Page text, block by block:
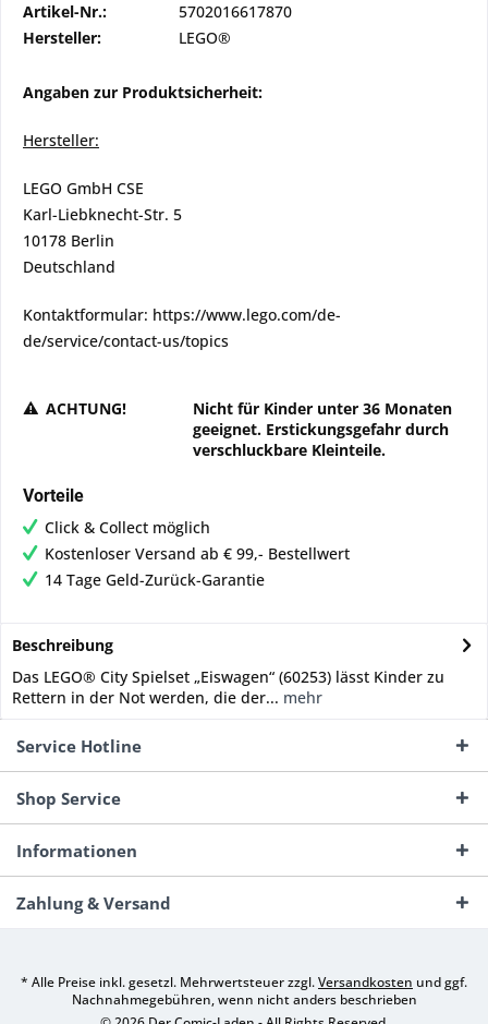
Artikel-Nr.:
5702016617870
Hersteller:
LEGO®
Angaben zur Produktsicherheit:
Hersteller:
LEGO GmbH CSE
Karl-Liebknecht-Str. 5
10178 Berlin
Deutschland
Kontaktformular: https://www.lego.com/de-
de/service/contact-us/topics
ACHTUNG!
Nicht für Kinder unter 36 Monaten
geeignet. Erstickungsgefahr durch
verschluckbare Kleinteile.
Vorteile
Click & Collect möglich
Kostenloser Versand ab € 99,- Bestellwert
14 Tage Geld-Zurück-Garantie
Beschreibung
Das LEGO® City Spielset „Eiswagen“ (60253) lässt Kinder zu
Rettern in der Not werden, die der... mehr
Service Hotline
Shop Service
Informationen
Zahlung & Versand
* Alle Preise inkl. gesetzl. Mehrwertsteuer zzgl.Versandkosten und ggf.
Nachnahmegebühren, wenn nicht anders beschrieben